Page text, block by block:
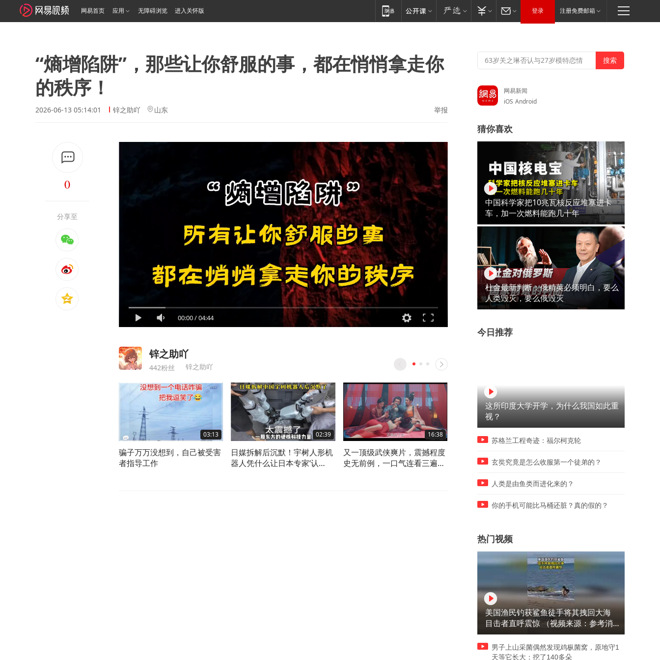
网易首页 应用 无障碍浏览 进入关怀版 登录 注册免费邮箱
“熵增陷阱”，那些让你舒服的事，都在悄悄拿走你
的秩序！
2026-06-13 05:14:01 锌之助吖 山东 举报
0
分享至
00:00/04:44
锌之助吖
442粉丝 锌之助吖
03:13
骗子万万没想到，自己被受害
者指导工作
02:39
日媒拆解后沉默！宇树人形机
器人凭什么让日本专家‘认
16:38
又一顶级武侠爽片，震撼程度
史无前例，一口气连看三遍，
手，在娃哈哈老家开公司，杠
律悦耳，好听极了！
网易新闻
iOS Android
猜你喜欢
中国科学家把10兆瓦核反应堆塞进卡
车，加一次燃料能跑几十年
杜金最新判断：俄精英必须明白，要么
人类毁灭，要么俄毁灭
今日推荐
这所印度大学开学，为什么我国如此重
视？
苏格兰工程奇迹：福尔柯克轮
玄奘究竟是怎么收服第一个徒弟的？
人类是由鱼类而进化来的？
你的手机可能比马桶还脏？真的假的？
热门视频
美国渔民钓获鲨鱼徒手将其拽回大海
目击者直呼震惊 （视频来源：参考消
息）
男子上山采菌偶然发现鸡枞菌窝，原地守1
天等它长大：挖了140多朵